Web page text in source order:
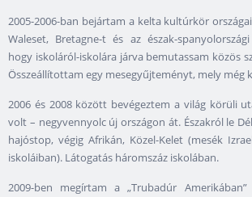
2005-2006-ban bejártam a kelta kultúrkör
Waleset, Bretagne-t és az észak-
hogy iskoláról-iskolára járva bemutassam közös
Összeállítottam egy mesegyűjteményt, mely még
2006 és 2008 között bevégeztem a világ körüli
volt – negyvennyolc új országon át. Északról le
hajóstop, végig Afrikán, Közel-Kelet (mesék
iskoláiban). Látogatás háromszáz iskolában.
2009-ben megírtam a „Trubadúr